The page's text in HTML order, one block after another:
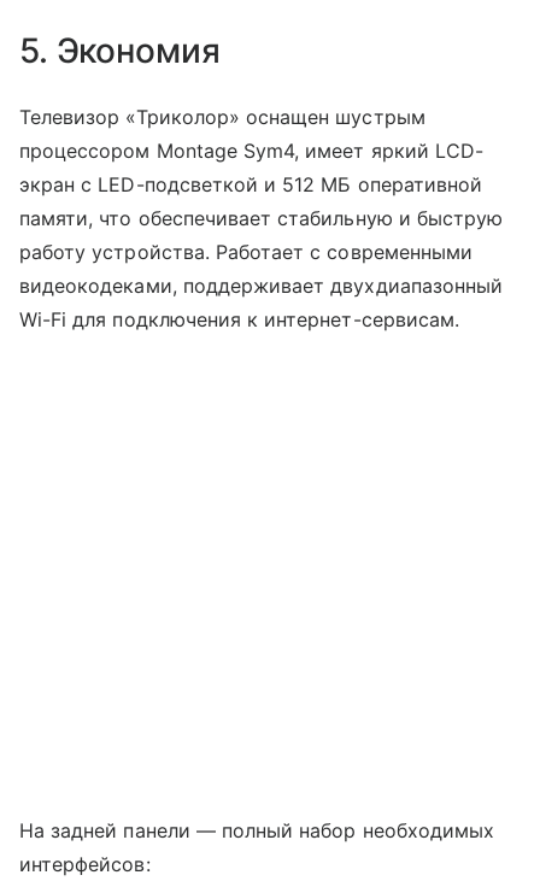
5. Экономия
Телевизор «Триколор» оснащен шустрым
процессором Montage Sym4, имеет яркий LCD-
экран с LED-подсветкой и 512 МБ оперативной
памяти, что обеспечивает стабильную и быструю
работу устройства. Работает с современными
видеокодеками, поддерживает двухдиапазонный
Wi-Fi для подключения к интернет-сервисам.
На задней панели — полный набор необходимых
интерфейсов: